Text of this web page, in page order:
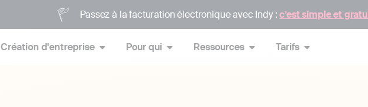
Passez à la facturation électronique avec Indy :c’est simple et
Création d'entreprise Pour qui Ressources Tarifs